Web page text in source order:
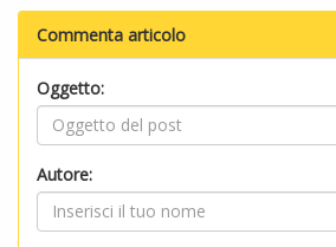
Commenta articolo
Oggetto:
Autore: